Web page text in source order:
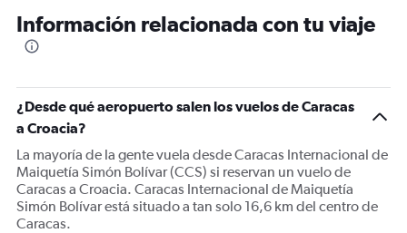
Información relacionada con tu viaje
¿Desde qué aeropuerto salen los vuelos de Caracas
a Croacia?
La mayoría de la gente vuela desde Caracas Internacional de
Maiquetía Simón Bolívar (CCS) si reservan un vuelo de
Caracas a Croacia. Caracas Internacional de Maiquetía
Simón Bolívar está situado a tan solo 16,6 km del centro de
Caracas.